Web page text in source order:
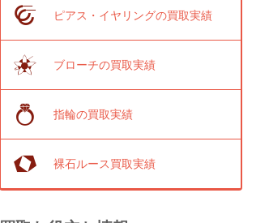
ピアス・イヤリングの買取実績
ブローチの買取実績
指輪の買取実績
裸石ルース買取実績